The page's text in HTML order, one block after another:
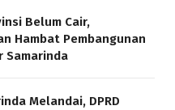
Belum Cair,
Hambat Pembangunan
Melandai, DPRD